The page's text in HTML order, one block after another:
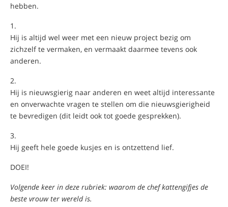
hebben.
Hij is altijd wel weer met een nieuw project bezig om
zichzelf te vermaken, en vermaakt daarmee tevens ook
anderen.
Hij is nieuwsgierig naar anderen en weet altijd interessante
en onverwachte vragen te stellen om die nieuwsgierigheid
te bevredigen (dit leidt ook tot goede gesprekken).
Hij geeft hele goede kusjes en is ontzettend lief.
DOEI!
Volgende keer in deze rubriek: waarom de chef kattengifjes de
beste vrouw ter wereld is.